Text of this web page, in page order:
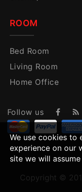
ROOM
Bed Room
Living Room
Home Office
Follow us
Copyright ©
We use cookies to
experience on our
site we will